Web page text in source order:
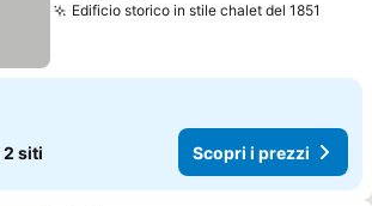
Edificio storico in stile chalet del 1851
2 siti Scopri i prezzi